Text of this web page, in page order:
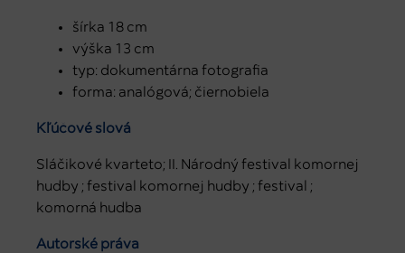
šírka 18 cm
výška 13 cm
typ: dokumentárna fotografia
forma: analógová; čiernobiela
Kľúčové slová
Sláčikové kvarteto; II. Národný festival komornej
hudby ; festival komornej hudby ; festival ;
komorná hudba
Autorské práva